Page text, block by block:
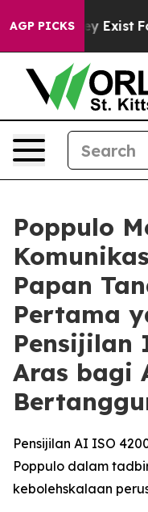
AGP PICKS
They Exist Fox
Poppulo
Papan
Pertama
Pensijilan
Aras bagi
Pensijilan AI ISO
Poppulo dalam
kebolehskalaan